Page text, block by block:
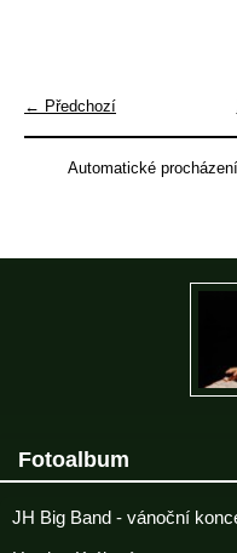
← Předchozí
Automatické
Fotoalbum
JH Big Band - vánoční